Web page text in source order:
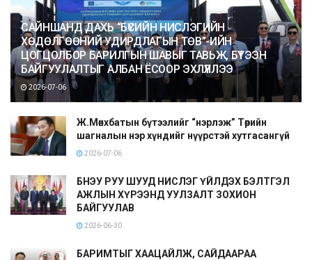
САЙНШАНД ДАХЬ “БҮСИЙН НИСЛЭГИЙН
ХӨДӨЛГӨӨНИЙ УДИРДЛАГЫН ТӨВ”-ИЙН
ЦОГЦОЛБОР БАРИЛГЫН ШАВЫГ ТАВЬЖ, БҮТЭЭН
БАЙГУУЛАЛТЫГ АЛБАН ЁСООР ЭХЛҮҮЛЛЭЭ
2026-07-06
Ж.Мөнхбатын бүтээлийг “нэрлэж” Төрийн
шагналын нэр хүндийг нүүрстэй хутгасангүй
2026-07-06
БНЭУ РУУ ШУУД НИСЛЭГ ҮЙЛДЭХ БЭЛТГЭЛ
АЖЛЫН ХҮРЭЭНД УУЛЗАЛТ ЗОХИОН
БАЙГУУЛАВ
2026-06-30
БАРИМТЫГ ХААЦАЙЛЖ, САЙДААРАА